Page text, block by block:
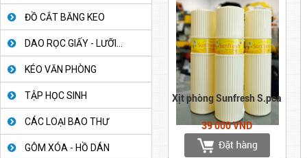
ĐỒ CẮT BĂNG KEO
DAO RỌC GIẤY - LƯỠI...
KÉO VĂN PHÒNG
TẬP HỌC SINH
CÁC LOẠI BAO THƯ
GÔM XÓA - HỒ DÁN
Xịt phòng Sunfresh S.pca
39 000 VND